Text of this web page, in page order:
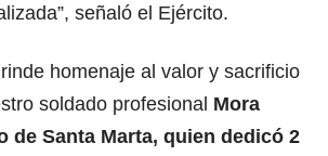
señaló el Ejército.
homenaje al valor y sacrificio
soldado profesional Mora
de Santa Marta, quien dedicó 2